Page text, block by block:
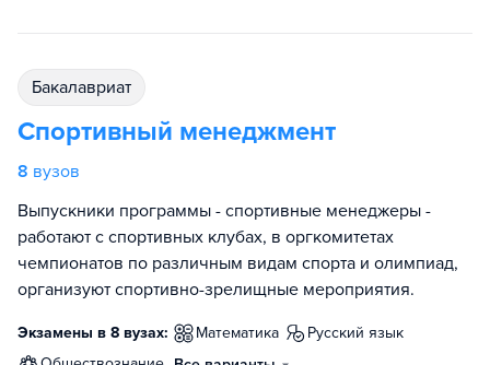
бакалавриат
Спортивный менеджмент
8 вузов
Выпускники программы - спортивные менеджеры -
работают с спортивных клубах, в оргкомитетах
чемпионатов по различным видам спорта и олимпиад,
организуют спортивно-зрелищные мероприятия.
Экзамены в 8 вузах: математика
русский язык